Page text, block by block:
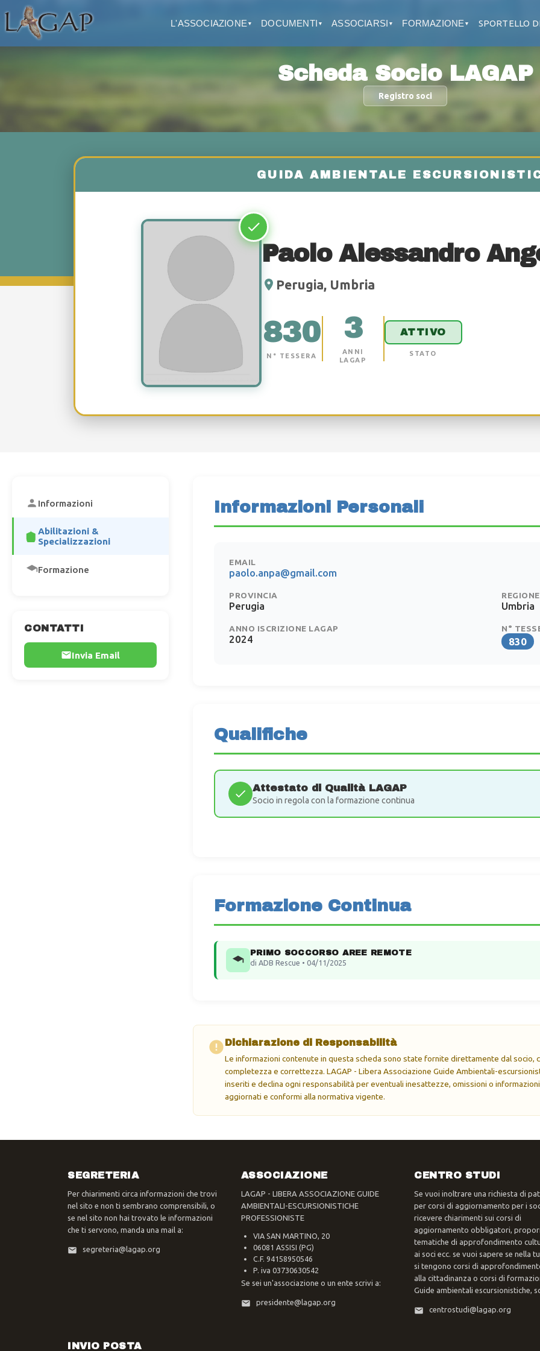
L'ASSOCIAZIONE ▼ DOCUMENTI ▼ ASSOCIARSI ▼ FORMAZIONE ▼ SPORTELLO
Scheda Socio LAGAP
Registro soci
Paolo Alessandro
Perugia, Umbria
830
N° TESSERA
3
ANNI
LAGAP
ATTIVO
STATO
Informazioni
Abilitazioni &
Specializzazioni
Formazione
CONTATTI
Invia Email
Informazioni Personali
EMAIL
paolo.anpa@gmail.com
PROVINCIA
Perugia
REGIONE
Umbria
ANNO ISCRIZIONE LAGAP
2024
N°
830
Qualifiche
Attestato di Qualità LAGAP
Socio in regola con la formazione continua
Formazione Continua
PRIMO SOCCORSO AREE REMOTE
di ADB Rescue • 04/11/2025
Dichiarazione di Responsabilità
Le informazioni contenute in questa scheda sono state fornite direttamente dal socio,
completezza e correttezza. LAGAP - Libera Associazione Guide Ambientali-
inseriti e declina ogni responsabilità per eventuali inesattezze, omissioni o
aggiornati e conformi alla normativa vigente.
SEGRETERIA
Per chiarimenti circa informazioni che trovi
nel sito e non ti sembrano comprensibili, o
se nel sito non hai trovato le informazioni
che ti servono, manda una mail a:
segreteria@lagap.org
ASSOCIAZIONE
LAGAP - LIBERA ASSOCIAZIONE GUIDE
AMBIENTALI-ESCURSIONISTICHE
PROFESSIONISTE
VIA SAN MARTINO, 20
06081 ASSISI (PG)
C.F. 94158950546
P. iva 03730630542
Se sei un'associazione o un ente scrivi a:
presidente@lagap.org
CENTRO STUDI
Se vuoi inoltrare una richiesta di
per corsi di aggiornamento per i
ricevere chiarimenti sui corsi di
aggiornamento obbligatori,
tematiche di approfondimento
ai soci ecc. se vuoi sapere se nella
si tengono corsi di
alla cittadinanza o corsi di
Guide ambientali escursionistiche,
centrostudi@lagap.org
INVIO POSTA